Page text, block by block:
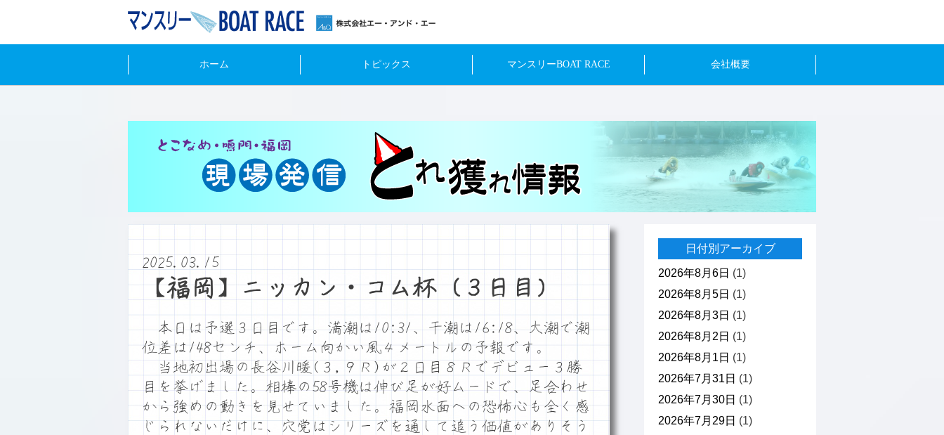
ホーム トピックス マンスリーBOAT RACE 会社概要
2025.03.15
【福岡】ニッカン・コム杯（３日目）
本日は予選３日目です。満潮は10:31、干潮は16:18、大潮で潮
位差は148センチ、ホーム向かい風４メートルの予報です。
当地初出場の長谷川暖(３,９Ｒ)が２日目８Ｒでデビュー３勝
目を挙げました。相棒の58号機は伸び足が好ムードで、足合わせ
から強めの動きを見せていました。福岡水面への恐怖心も全く感
じられないだけに、穴党はシリーズを通して追う価値がありそう
日付別アーカイブ
2026年8月6日 (1)
2026年8月5日 (1)
2026年8月3日 (1)
2026年8月2日 (1)
2026年8月1日 (1)
2026年7月31日 (1)
2026年7月30日 (1)
2026年7月29日 (1)